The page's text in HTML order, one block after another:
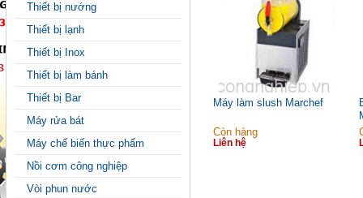
Thiết bị nướng
Thiết bị lạnh
Thiết bị Inox
Thiết bị làm bánh
Thiết bị Bar
Máy rửa bát
Máy chế biến thực phẩm
Nồi cơm công nghiệp
Vòi phun nước
Máy làm slush Marchef
Còn hàng
Liên hệ